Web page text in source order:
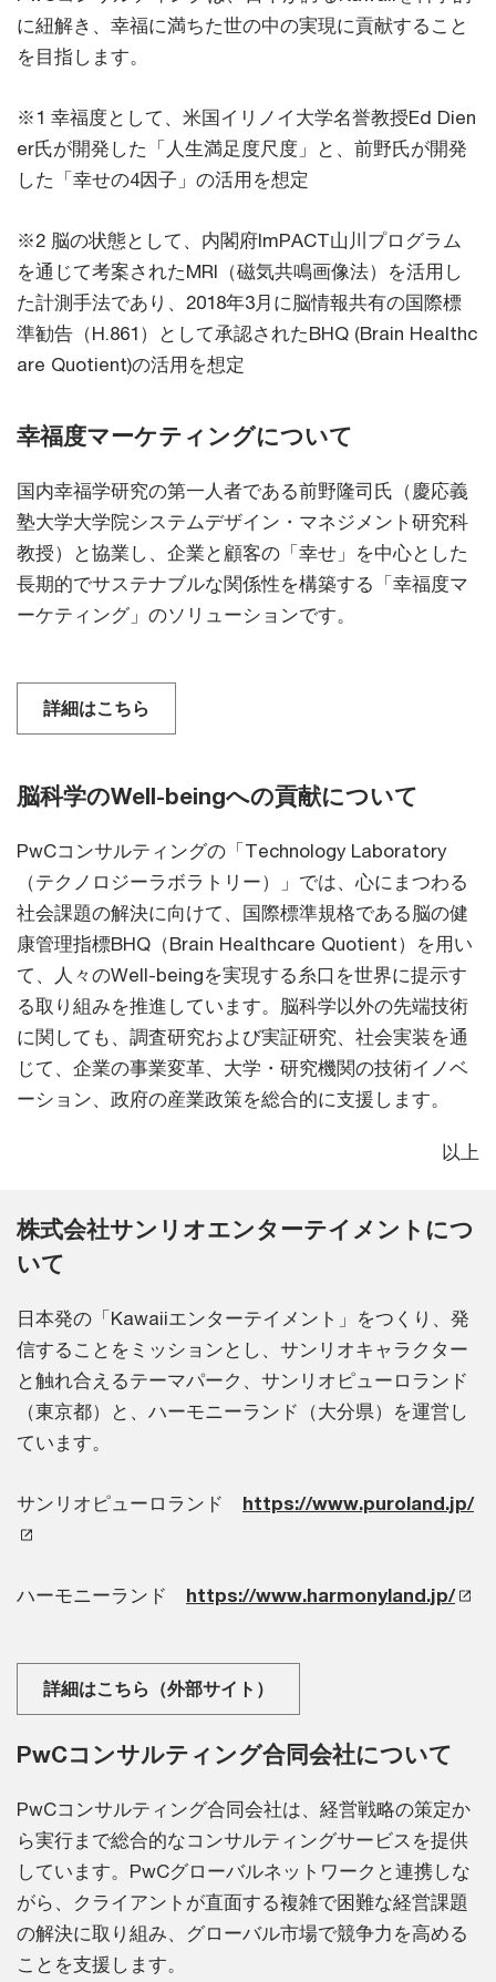
に紐解き、幸福に満ちた世の中の実現に貢献すること
を目指します。
※1 幸福度として、米国イリノイ大学名誉教授Ed Dien
er氏が開発した「人生満足度尺度」と、前野氏が開発
した「幸せの4因子」の活用を想定
※2 脳の状態として、内閣府ImPACT山川プログラム
を通じて考案されたMRI（磁気共鳴画像法）を活用し
た計測手法であり、2018年3月に脳情報共有の国際標
準勧告（H.861）として承認されたBHQ (Brain Healthc
are Quotient)の活用を想定
幸福度マーケティングについて
国内幸福学研究の第一人者である前野隆司氏（慶応義
塾大学大学院システムデザイン・マネジメント研究科
教授）と協業し、企業と顧客の「幸せ」を中心とした
長期的でサステナブルな関係性を構築する「幸福度マ
ーケティング」のソリューションです。
詳細はこちら
脳科学のWell-beingへの貢献について
PwCコンサルティングの「Technology Laboratory
（テクノロジーラボラトリー）」では、心にまつわる
社会課題の解決に向けて、国際標準規格である脳の健
康管理指標BHQ（Brain Healthcare Quotient）を用い
て、人々のWell-beingを実現する糸口を世界に提示す
る取り組みを推進しています。脳科学以外の先端技術
に関しても、調査研究および実証研究、社会実装を通
じて、企業の事業変革、大学・研究機関の技術イノベ
ーション、政府の産業政策を総合的に支援します。
以上
株式会社サンリオエンターテイメントにつ
いて
日本発の「Kawaiiエンターテイメント」をつくり、発
信することをミッションとし、サンリオキャラクター
と触れ合えるテーマパーク、サンリオピューロランド
（東京都）と、ハーモニーランド（大分県）を運営し
ています。
サンリオピューロランド https://www.puroland.jp/
ハーモニーランド https://www.harmonyland.jp/
詳細はこちら（外部サイト）
PwCコンサルティング合同会社について
PwCコンサルティング合同会社は、経営戦略の策定か
ら実行まで総合的なコンサルティングサービスを提供
しています。PwCグローバルネットワークと連携しな
がら、クライアントが直面する複雑で困難な経営課題
の解決に取り組み、グローバル市場で競争力を高める
ことを支援します。